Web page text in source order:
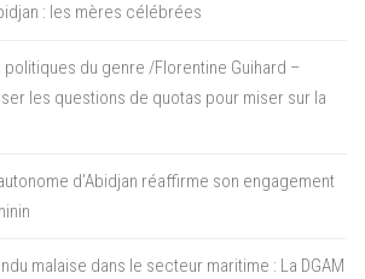
: les mères célébrées
du genre /Florentine Guihard –
les questions de quotas pour miser sur la
d’Abidjan réaffirme son engagement
malaise dans le secteur maritime : La DGAM